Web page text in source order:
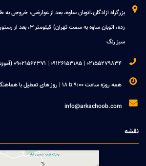

بزرگراه آزادگان،اتوبان ساوه، بعد از عوارضی، خروجی
سبز رنگ
 02155279834 | 09126153185 | 09021562371 (آموزش)
 همه روزه ساعت 9:00 تا 18 | روز های تعطیل با هماهنگی قبلی

info@arkachoob.com
نقشه